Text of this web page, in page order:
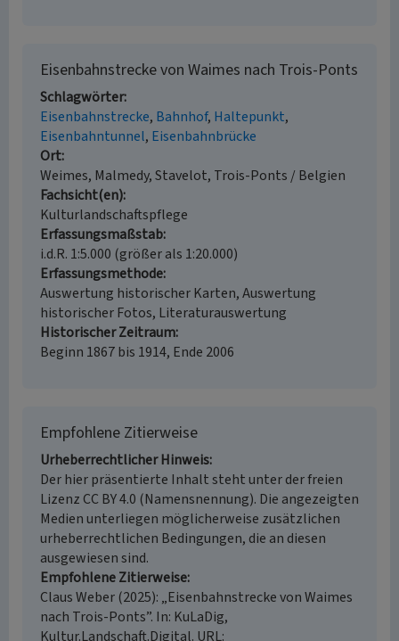
Eisenbahnstrecke von Waimes nach Trois-Ponts
Schlagwörter
Eisenbahnstrecke Bahnhof Haltepunkt
Eisenbahntunnel Eisenbahnbrücke
Ort
Weimes, Malmedy, Stavelot, Trois-Ponts / Belgien
Fachsicht(en)
Kulturlandschaftspflege
Erfassungsmaßstab
i.d.R. 1:5.000 (größer als 1:20.000)
Erfassungsmethode
Auswertung historischer Karten, Auswertung
historischer Fotos, Literaturauswertung
Historischer Zeitraum
Beginn 1867 bis 1914, Ende 2006
Empfohlene Zitierweise
Urheberrechtlicher Hinweis
Der hier präsentierte Inhalt steht unter der freien
Lizenz CC BY 4.0 (Namensnennung). Die angezeigten
Medien unterliegen möglicherweise zusätzlichen
urheberrechtlichen Bedingungen, die an diesen
ausgewiesen sind.
Empfohlene Zitierweise
Claus Weber (2025): „Eisenbahnstrecke von Waimes
nach Trois-Ponts”. In: KuLaDig,
Kultur.Landschaft.Digital. URL: